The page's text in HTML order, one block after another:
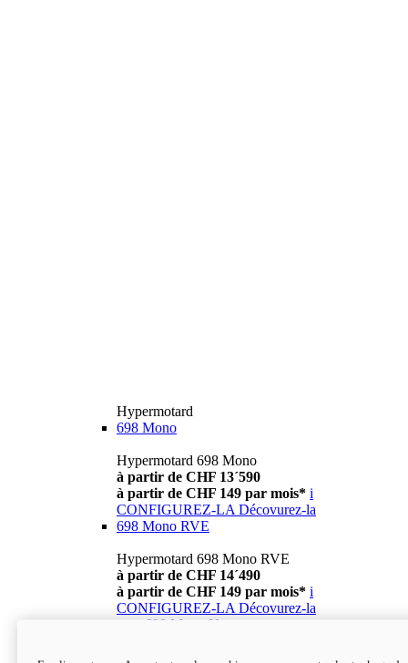
Hypermotard
698 Mono
Hypermotard 698 Mono
à partir de CHF 13´590
à partir de CHF 149 par mois* i
CONFIGUREZ-LA Décovurez-la
698 Mono RVE
Hypermotard 698 Mono RVE
à partir de CHF 14´490
à partir de CHF 149 par mois* i
CONFIGUREZ-LA Décovurez-la
698 Mono Nera
Hypermotard 698 Mono Nera